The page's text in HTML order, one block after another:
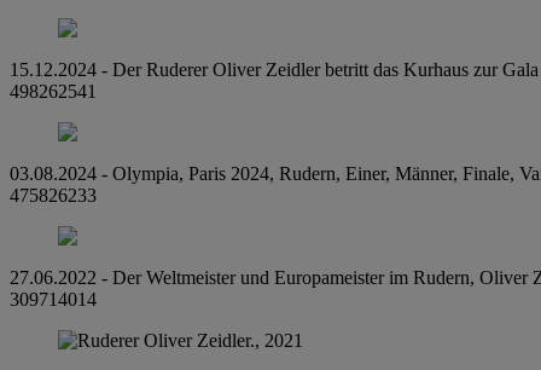
15.12.2024 - Der Ruderer Oliver Zeidler betritt das Kurhaus zur
498262541
03.08.2024 - Olympia, Paris 2024, Rudern, Einer, Männer, Finale,
475826233
27.06.2022 - Der Weltmeister und Europameister im Rudern, Oliver
309714014